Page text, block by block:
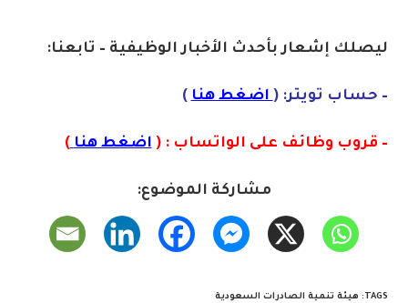
ليصلك إشعار بأحدث الأخبار الوظيفية – تابعنا:
– حساب تويتر: ( اضغط هنا )
– قروب وظائف على الواتساب : ( اضغط هنا )
مشاركة الموضوع:
TAGS
: هيئة تنمية الصادرات السعودية